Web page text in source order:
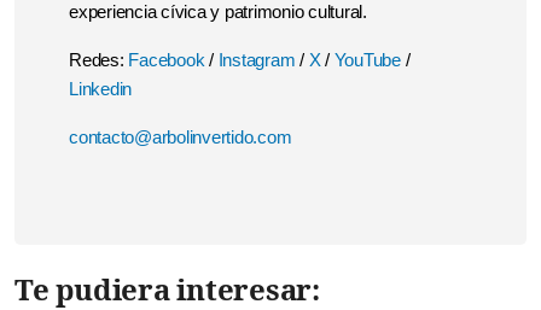
experiencia cívica y patrimonio cultural.
Redes: Facebook / Instagram / X/ YouTube /
Linkedin
contacto@arbolinvertido.com
Te pudiera interesar: